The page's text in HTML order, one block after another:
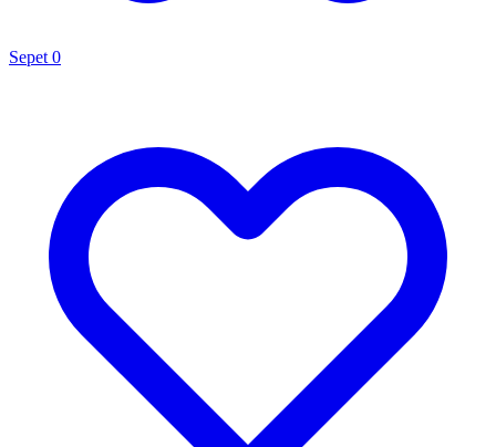
Sepet 0